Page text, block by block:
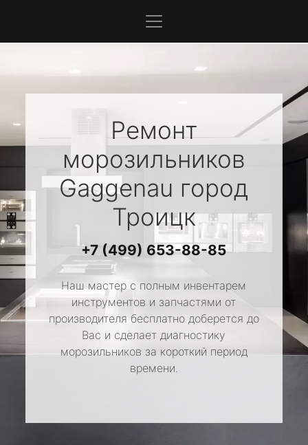
Ремонт
морозильников
Gaggenau город
Троицк
+7 (499) 653-88-85
Наш мастер с полным инвентарем
инструментов и запчастями от
производителя бесплатно доберется до
Вас и сделает диагностику
морозильников за короткий период
времени.